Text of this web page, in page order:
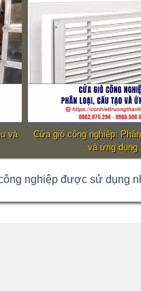
và
Cửa gió công nghiệp:
và ứng dụng
nghiệp được sử dụng